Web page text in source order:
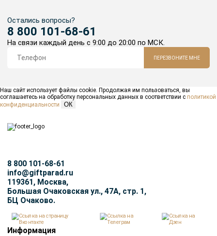
Остались вопросы?
8 800 101-68-61
На связи каждый день с 9:00 до 20:00 по МСК.
ПЕРЕЗВОНИТЕ МНЕ
Наш сайт использует файлы cookie. Продолжая им пользоваться, вы
соглашаетесь на обработку персональных данных в соответствии с политикой
конфиденциальности
ОК
8 800 101-68-61
info@giftparad.ru
119361, Москва,
Большая Очаковская ул., 47А, стр. 1,
БЦ Очаково.
Информация